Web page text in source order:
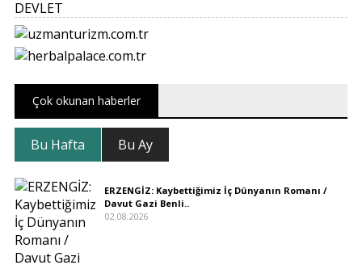
Çok okunan haberler
Bu Hafta Bu Ay
ERZENGİZ: Kaybettiğimiz İç Dünyanın Romanı /
Davut Gazi Benli..
02.08.2026